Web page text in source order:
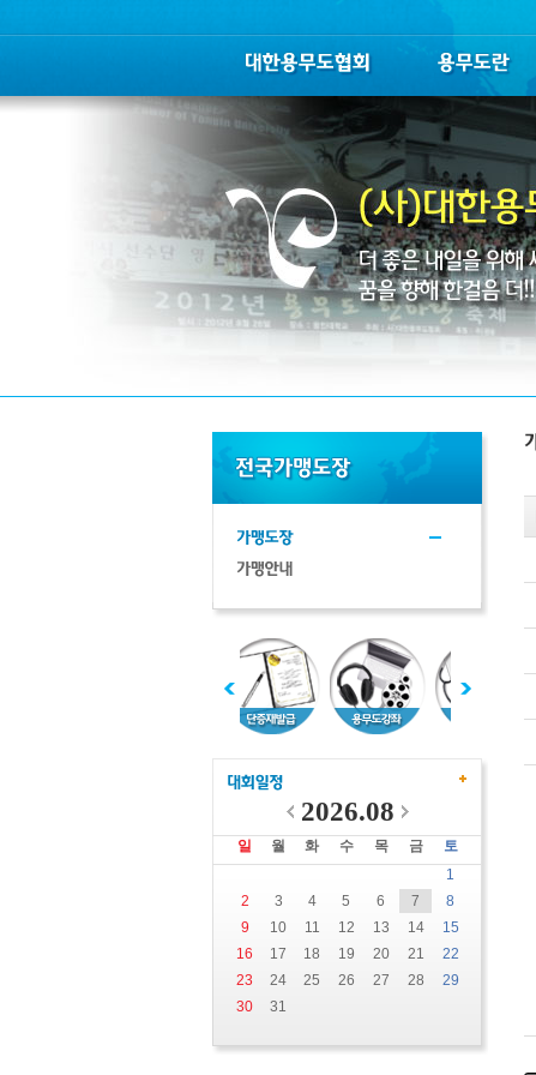
2026.08
일 월 화 수 목 금
토
1
2
3 4 5 6 7
8
9
10 11 12 13 14
15
16
17 18 19 20 21
22
23
24 25 26 27 28
29
30
31